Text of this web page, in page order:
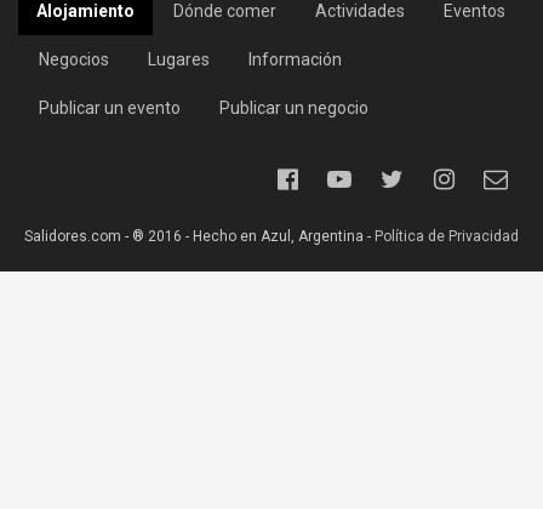
Alojamiento Dónde comer Actividades Eventos
Negocios Lugares Información
Publicar un evento Publicar un negocio
Salidores.com - ® 2016 - Hecho en Azul, Argentina - Política de Privacidad